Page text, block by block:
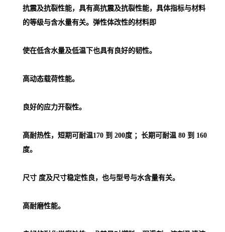
抗震及抗裂性能，具有高抗震及抗裂性能，具体指标与材料
的等级与含水量有关。弹性体改性的材料即
使在低含水量及低温下也具有良好的韧性。
高动态载荷性能。
良好的应力开裂性。
高耐热性，短期可耐温170 到 200度 ；长期可耐温 80 到 160
度。
尺寸 度及尺寸稳定性良，也与型号与水含量有关。
高耐磨性能。